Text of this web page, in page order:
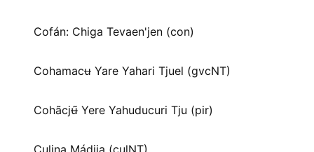
Cofán: Chiga Tevaen'jen (con)
Cohamacʉ Yare Yahari Tjuel (gvcNT)
Cohãcjʉ̃ Yere Yahuducuri Tju (pir)
Culina Mádija (culNT)